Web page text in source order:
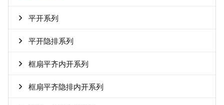
平开系列
平开隐排系列
框扇平齐内开系列
框扇平齐隐排内开系列